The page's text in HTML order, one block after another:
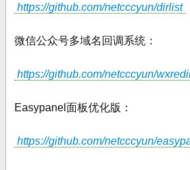
https://github.com/netcccyun/dirlist
微信公众号多域名回调系统：
https://github.com/netcccyun/
Easypanel面板优化版：
https://github.com/netcccyun/